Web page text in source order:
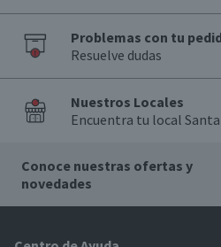
Problemas con tu
Resuelve dudas
Nuestros Locales
Encuentra tu local
Conoce nuestras ofertas y
novedades